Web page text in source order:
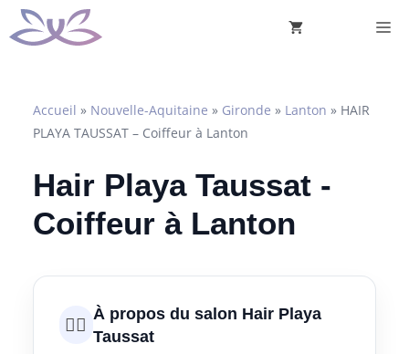
Aller
au
Accueil » Nouvelle-Aquitaine » Gironde » Lanton » HAIR
PLAYA TAUSSAT – Coiffeur à Lanton
Hair Playa Taussat -
Coiffeur à Lanton
💇‍♀️ À propos du salon Hair Playa
Taussat